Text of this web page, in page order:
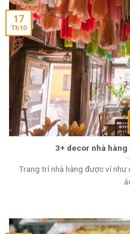
3+ decor nhà
Trang trí nhà hàng được ví
17
Th10